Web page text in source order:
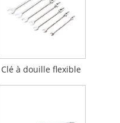
Clé à douille flexible